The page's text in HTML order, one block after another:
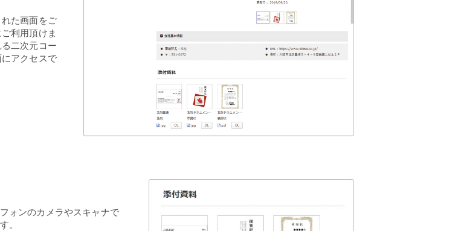
た画面をご
利用頂けま
二次元コー
アクセスで
ォンのカメラやスキャナで
。